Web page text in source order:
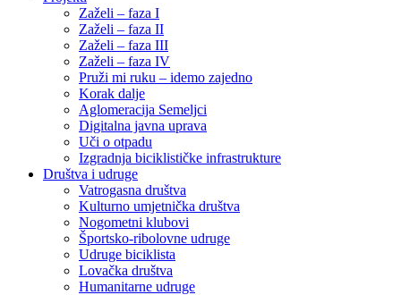
Zaželi – faza I
Zaželi – faza II
Zaželi – faza III
Zaželi – faza IV
Pruži mi ruku – idemo zajedno
Korak dalje
Aglomeracija Semeljci
Digitalna javna uprava
Uči o otpadu
Izgradnja biciklističke infrastrukture
Društva i udruge
Vatrogasna društva
Kulturno umjetnička društva
Nogometni klubovi
Športsko-ribolovne udruge
Udruge biciklista
Lovačka društva
Humanitarne udruge